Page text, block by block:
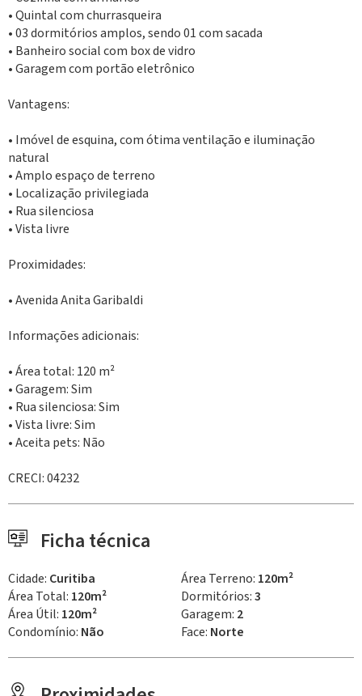
• Quintal com churrasqueira
• 03 dormitórios amplos, sendo 01 com sacada
• Banheiro social com box de vidro
• Garagem com portão eletrônico
Vantagens:
• Imóvel de esquina, com ótima ventilação e iluminação
natural
• Amplo espaço de terreno
• Localização privilegiada
• Rua silenciosa
• Vista livre
Proximidades:
• Avenida Anita Garibaldi
Informações adicionais:
• Área total: 120 m²
• Garagem: Sim
• Rua silenciosa: Sim
• Vista livre: Sim
• Aceita pets: Não
CRECI: 04232
Ficha técnica
Cidade: Curitiba Área Terreno: 120m²
Área Total: 120m² Dormitórios:3
Área Útil: 120m² Garagem: 2
Condomínio: Não Face: Norte